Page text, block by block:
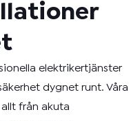
elektrikertjänster
dygnet runt. Våra
från akuta